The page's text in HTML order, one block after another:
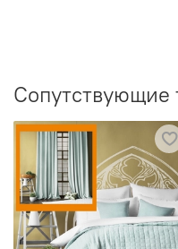
Сопутствующие